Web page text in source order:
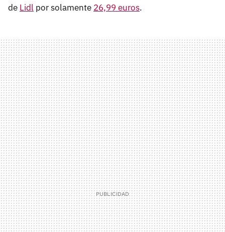
de Lidl por solamente 26,99 euros.